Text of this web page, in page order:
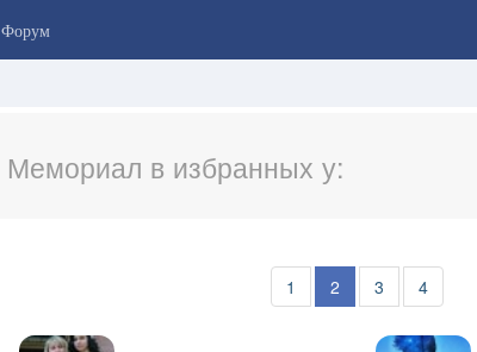
Форум
Мемориал в избранных у:
1 2 3 4